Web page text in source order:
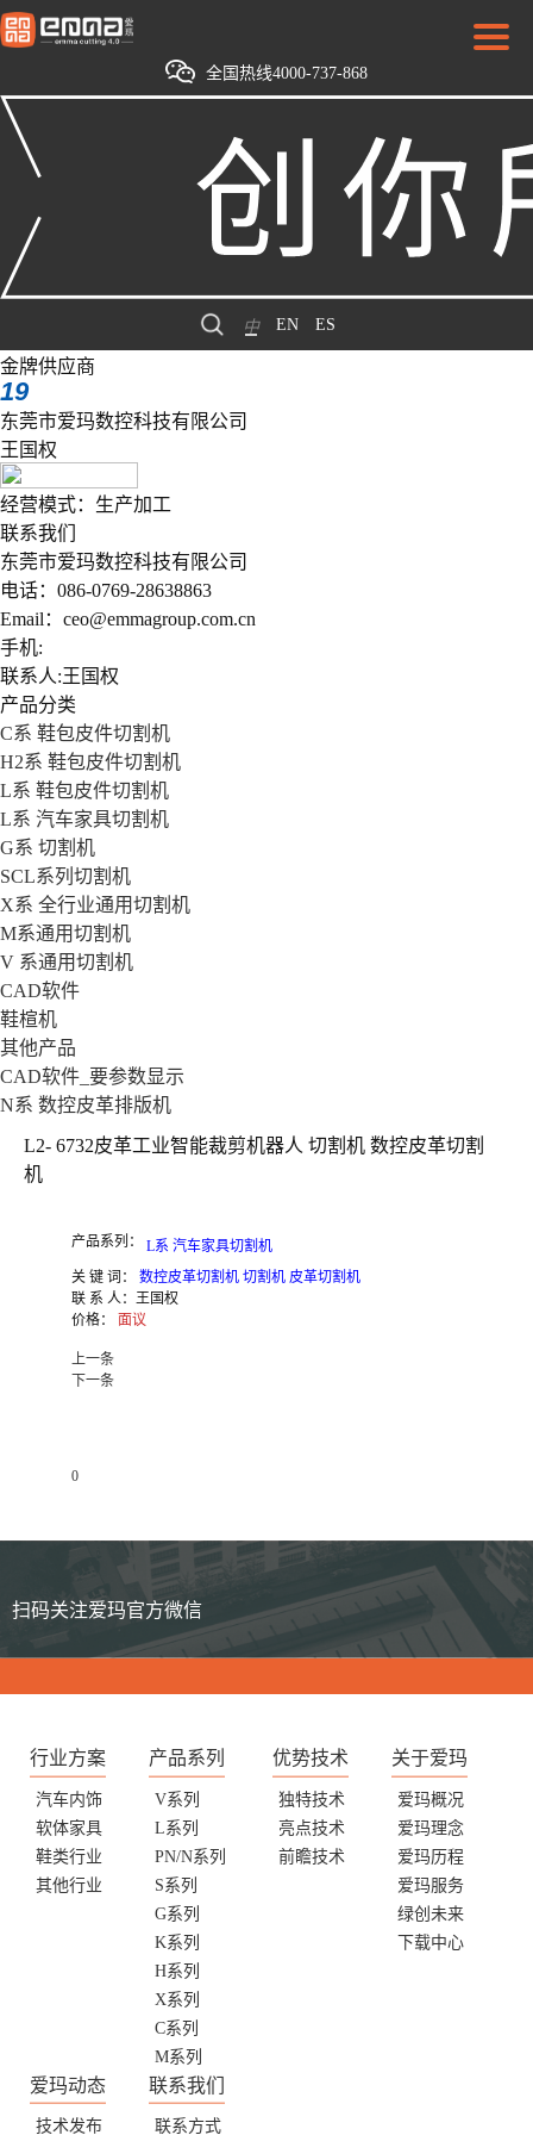
全国热线4000-737-868
中 EN ES
金牌供应商
19
东莞市爱玛数控科技有限公司
王国权
经营模式：生产加工
联系我们
东莞市爱玛数控科技有限公司
电话：086-0769-28638863
Email：ceo@emmagroup.com.cn
手机:
联系人:王国权
产品分类
C系 鞋包皮件切割机
H2系 鞋包皮件切割机
L系 鞋包皮件切割机
L系 汽车家具切割机
G系 切割机
SCL系列切割机
X系 全行业通用切割机
M系通用切割机
V 系通用切割机
CAD软件
鞋楦机
其他产品
CAD软件_要参数显示
N系 数控皮革排版机
L2- 6732皮革工业智能裁剪机器人 切割机 数控皮革切割
机
产品系列： L系 汽车家具切割机
关 键 词：
数控皮革切割机 切割机 皮革切割机
联 系 人： 王国权
价格： 面议
上一条
下一条
0
扫码关注爱玛官方微信
行业方案
汽车内饰
软体家具
鞋类行业
其他行业
产品系列
V系列
L系列
PN/N系列
S系列
G系列
K系列
H系列
X系列
C系列
M系列
优势技术
独特技术
亮点技术
前瞻技术
关于爱玛
爱玛概况
爱玛理念
爱玛历程
爱玛服务
绿创未来
下载中心
爱玛动态
技术发布
联系我们
联系方式